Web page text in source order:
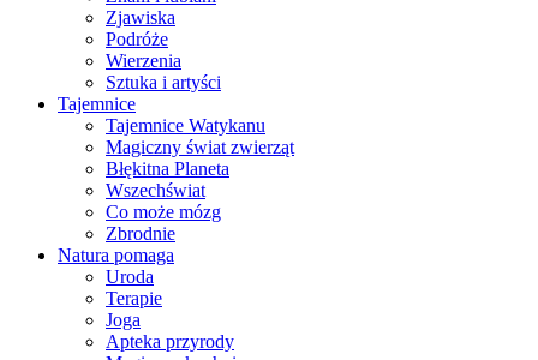
Zjawiska
Podróże
Wierzenia
Sztuka i artyści
Tajemnice
Tajemnice Watykanu
Magiczny świat zwierząt
Błękitna Planeta
Wszechświat
Co może mózg
Zbrodnie
Natura pomaga
Uroda
Terapie
Joga
Apteka przyrody